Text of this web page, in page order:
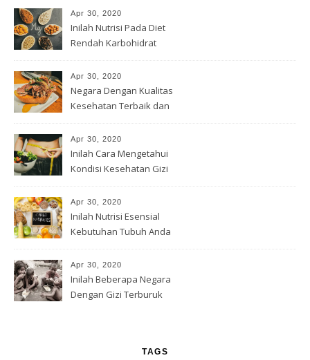
Apr 30, 2020
Inilah Nutrisi Pada Diet
Rendah Karbohidrat
Apr 30, 2020
Negara Dengan Kualitas
Kesehatan Terbaik dan
Apr 30, 2020
Inilah Cara Mengetahui
Kondisi Kesehatan Gizi
Apr 30, 2020
Inilah Nutrisi Esensial
Kebutuhan Tubuh Anda
Apr 30, 2020
Inilah Beberapa Negara
Dengan Gizi Terburuk
TAGS